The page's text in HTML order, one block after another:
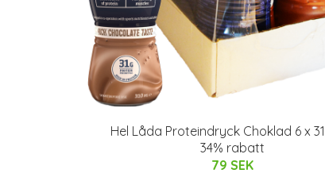
Hel Låda Proteindryck Choklad 6 x
34% rabatt
79 SEK